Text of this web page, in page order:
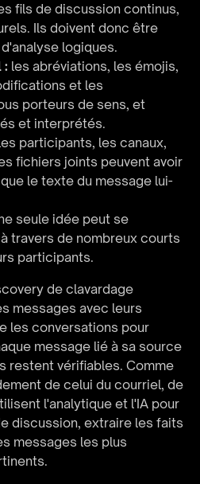
fils de discussion continus,
Ils doivent donc être
logiques.
: les abréviations, les émojis,
et les
porteurs de sens, et
et interprétés.
participants, les canaux,
fichiers joints peuvent avoir
le texte du message lui-
seule idée peut se
travers de nombreux courts
participants.
de clavardage
messages avec leurs
les conversations pour
message lié à sa source
restent vérifiables. Comme
de celui du courriel, de
l'analytique et l'IA pour
discussion, extraire les faits
messages les plus